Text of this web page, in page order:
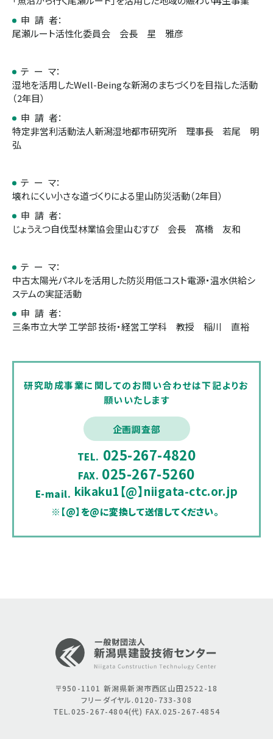
申 請 者：
尾瀬ルート活性化委員会 会長 星 雅彦
テ ー マ：
湿地を活用したWell-Beingな新潟のまちづくりを目指した活動
（2年目）
申 請 者：
特定非営利活動法人新潟湿地都市研究所 理事長 若尾 明
弘
テ ー マ：
壊れにくい小さな道づくりによる里山防災活動（2年目）
申 請 者：
じょうえつ自伐型林業協会里山むすび 会長 髙橋 友和
テ ー マ：
中古太陽光パネルを活用した防災用低コスト電源・温水供給シ
ステムの実証活動
申 請 者：
三条市立大学 工学部 技術・経営工学科 教授 稲川 直裕
研究助成事業に関してのお問い合わせは下記よりお
願いいたします
企画調査部
TEL. 025-267-4820
FAX. 025-267-5260
E-mail. kikaku1【@】niigata-ctc.or.jp
※【@】を@に変換して送信してください。
〒950-1101 新潟県新潟市西区山田2522-18
フリーダイヤル.0120-733-308
TEL.025-267-4804(代) FAX.025-267-4854